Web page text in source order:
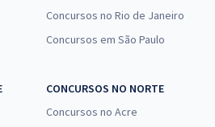
Concursos no Rio de Janeiro
Concursos em São Paulo
CONCURSOS NO NORTE
Concursos no Acre